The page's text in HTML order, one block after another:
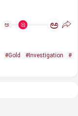
ಅ ಅ
#Gold #Investigation
#